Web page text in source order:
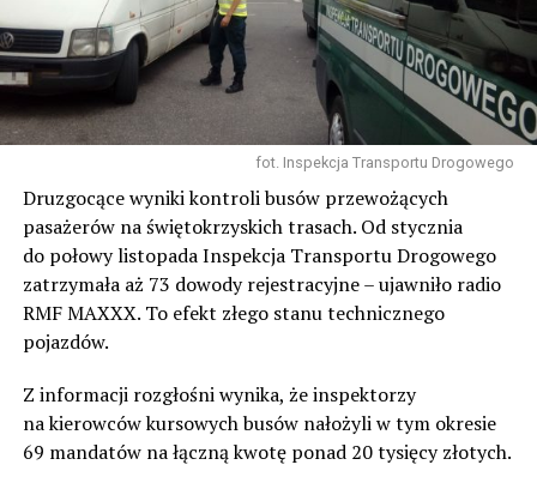
fot. Inspekcja Transportu Drogowego
Druzgocące wyniki kontroli busów przewożących
pasażerów na świętokrzyskich trasach. Od stycznia
do połowy listopada Inspekcja Transportu Drogowego
zatrzymała aż 73 dowody rejestracyjne – ujawniło radio
RMF MAXXX. To efekt złego stanu technicznego
pojazdów.
Z informacji rozgłośni wynika, że inspektorzy
na kierowców kursowych busów nałożyli w tym okresie
69 mandatów na łączną kwotę ponad 20 tysięcy złotych.